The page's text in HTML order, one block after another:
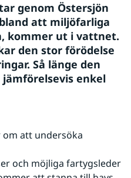
genom Östersjön
att miljöfarliga
kommer ut i vattnet.
den stor förödelse
Så länge den
enkel
om att undersöka
och möjliga fartygsleder